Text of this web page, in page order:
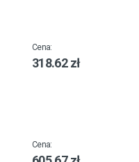
Cena:
318.62 zł
Cena: